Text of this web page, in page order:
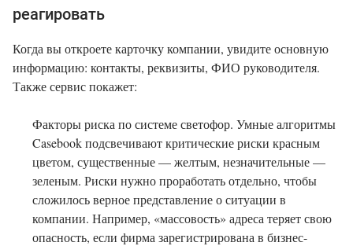
реагировать
Когда вы откроете карточку компании, увидите основную
информацию: контакты, реквизиты, ФИО руководителя.
Также сервис покажет:
Факторы риска по системе светофор. Умные алгоритмы
Casebook подсвечивают критические риски красным
цветом, существенные — желтым, незначительные —
зеленым. Риски нужно проработать отдельно, чтобы
сложилось верное представление о ситуации в
компании. Например, «массовость» адреса теряет свою
опасность, если фирма зарегистрирована в бизнес-